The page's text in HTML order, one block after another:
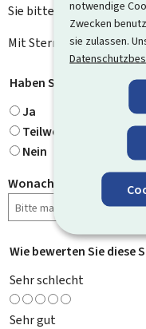
notwendige
Zwecken
sie zulassen.
Sie bitte das
Mit Stern
Haben Sie gefunden,
Ja
Teilweise
Nein
Wonach haben Sie
Wie bewerten Sie diese
Sehr schlecht
Sehr gut